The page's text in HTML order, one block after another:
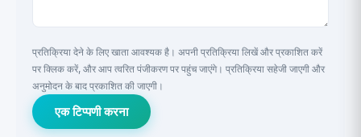
प्रतिक्रिया देने के लिए खाता आवश्यक है। अपनी प्रतिक्रिया लिखें और प्रकाशित करें
पर क्लिक करें, और आप त्वरित पंजीकरण पर पहुंच जाएंगे। प्रतिक्रिया सहेजी जाएगी और
अनुमोदन के बाद प्रकाशित की जाएगी।
एक टिप्पणी करना